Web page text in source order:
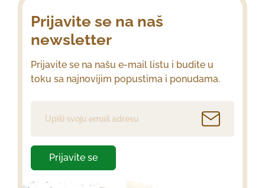
Prijavite se na naš
newsletter
Prijavite se na našu e-mail listu i budite u
toku sa najnovijim popustima i ponudama.
Prijavite se